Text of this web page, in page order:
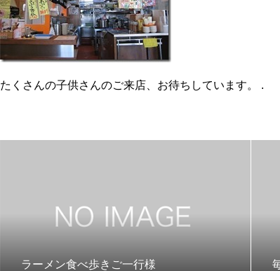
たくさんの子供さんのご来店、お待ちしています。 .
ラーメン食べ歩きご一行様